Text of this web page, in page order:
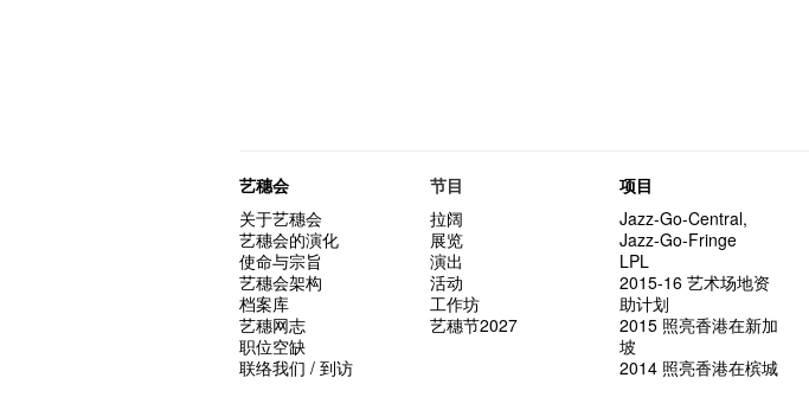
艺穗会
关于艺穗会
艺穗会的演化
使命与宗旨
艺穗会架构
档案库
艺穗网志
职位空缺
联络我们 / 到访
节目
拉阔
展览
演出
活动
工作坊
艺穗节2027
项目
Jazz-Go-Central,
Jazz-Go-Fringe
LPL
2015-16 艺术场地资
助计划
2015 照亮香港在新加
坡
2014 照亮香港在槟城